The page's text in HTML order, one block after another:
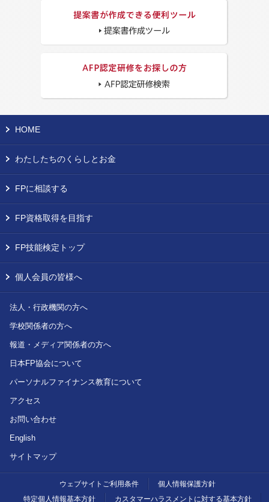
HOME
わたしたちのくらしとお金
FPに相談する
FP資格取得を目指す
FP技能検定トップ
個人会員の皆様へ
法人・行政機関の方へ
学校関係者の方へ
報道・メディア関係者の方へ
日本FP協会について
パーソナルファイナンス教育について
アクセス
お問い合わせ
English
サイトマップ
ウェブサイトご利用条件
個人情報保護方針
特定個人情報基本方針
カスタマーハラスメントに対する基本方針